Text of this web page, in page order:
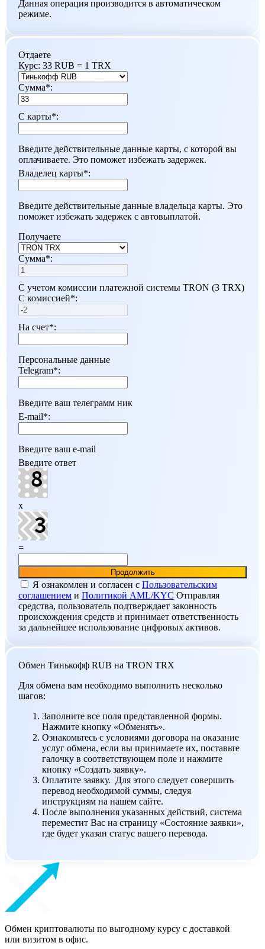
Данная операция производится в автоматическом
режиме.
Отдаете
Курс: 33 RUB = 1 TRX
Сумма*:
С карты*:
Введите действительные данные карты, с которой вы
оплачиваете. Это поможет избежать задержек.
Владелец карты*:
Введите действительные данные владельца карты. Это
поможет избежать задержек с автовыплатой.
Получаете
Сумма*:
С учетом комиссии платежной системы TRON (3 TRX)
С комиссией*:
На счет*:
Персональные данные
Telegram*:
Введите ваш телеграмм ник
E-mail*:
Введите ваш e-mail
Введите ответ
x
=
Я ознакомлен и согласен c Пользовательским
соглашением и Политикой AML/KYC Отправляя
средства, пользователь подтверждает законность
происхождения средств и принимает ответственность
за дальнейшее использование цифровых активов.
Обмен Тинькофф RUB на TRON TRX
Для обмена вам необходимо выполнить несколько
шагов:
Заполните все поля представленной формы.
Нажмите кнопку «Обменять».
Ознакомьтесь с условиями договора на оказание
услуг обмена, если вы принимаете их, поставьте
галочку в соответствующем поле и нажмите
кнопку «Создать заявку».
Оплатите заявку. Для этого следует совершить
перевод необходимой суммы, следуя
инструкциям на нашем сайте.
После выполнения указанных действий, система
переместит Вас на страницу «Состояние заявки»,
где будет указан статус вашего перевода.
Обмен криптовалюты по выгодному курсу с доставкой
или визитом в офис.